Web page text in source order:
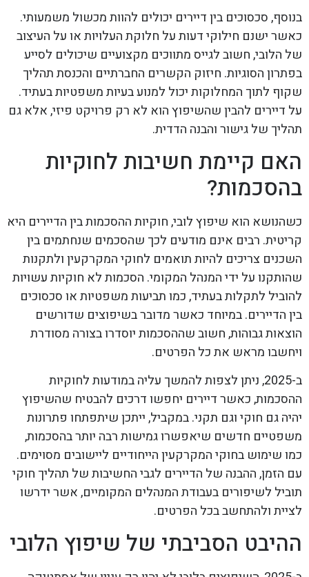
בנוסף, סכסוכים בין דיירים יכולים להוות מכשול משמעותי.
כאשר ישנם חילוקי דעות על חלוקת העלויות או על העיצוב
של הלובי, חשוב לגייס מתווכים מקצועיים שיכולים לסייע
בפתרון הסוגיות. חיזוק הקשרים החברתיים והכנסת תהליך
שקוף לתוך המחלוקות יכול למנוע בעיות משפטיות בעתיד.
על דיירים להבין שהשיפוץ הוא לא רק פרויקט פיזי, אלא גם
תהליך של גישור והבנה הדדית.
האם קיימת חשיבות לחוקיות
בהסכמות?
כשהנושא הוא שיפוץ לובי, חוקיות ההסכמות בין הדיירים היא
קריטית. רבים אינם מודעים לכך שהסכמים שנחתמים בין
השכנים צריכים להיות תואמים לחוקי המקרקעין ולתקנות
שהותקנו על ידי המנהל המקומי. הסכמות לא חוקיות עשויות
להוביל לתקלות בעתיד, כמו תביעות משפטיות או סכסוכים
בין הדיירים. במיוחד כאשר מדובר בשיפוצים שדורשים
הוצאות גבוהות, חשוב שההסכמות יוסדרו בצורה מסודרת
ויחשבו מראש את כל הפרטים.
ב-2025, ניתן לצפות להמשך עליה במודעות לחוקיות
ההסכמות, כאשר דיירים יחפשו דרכים להבטיח שהשיפוץ
יהיה גם חוקי וגם תקני. במקביל, ייתכן שיתפתחו פתרונות
משפטיים חדשים שיאפשרו גמישות רבה יותר בהסכמות,
כמו שימוש בחוקי המקרקעין הייחודיים ליישובים מסוימים.
עם הזמן, ההבנה של הדיירים לגבי החשיבות של תהליך חוקי
תוביל לשיפורים בעבודת המנהלים המקומיים, אשר ידרשו
לציית ולהתחשב בכל הפרטים.
ההיבט הסביבתי של שיפוץ הלובי